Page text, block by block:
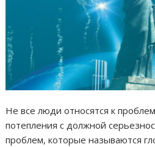
Не все люди относятся к
потепления с должной
проблем, которые называются